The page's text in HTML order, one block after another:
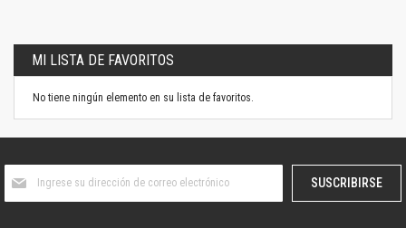
MI LISTA DE FAVORITOS
No tiene ningún elemento en su lista de favoritos.
boletín
SUSCRIBIRSE